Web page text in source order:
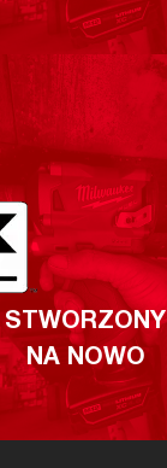
STWORZONY
NA NOWO